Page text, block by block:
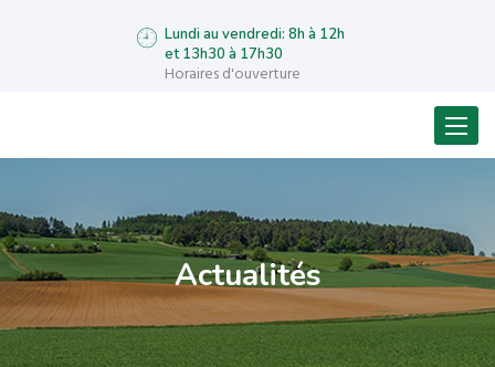
Lundi au vendredi: 8h à 12h
et 13h30 à 17h30
Horaires d'ouverture
Menu
Actualités